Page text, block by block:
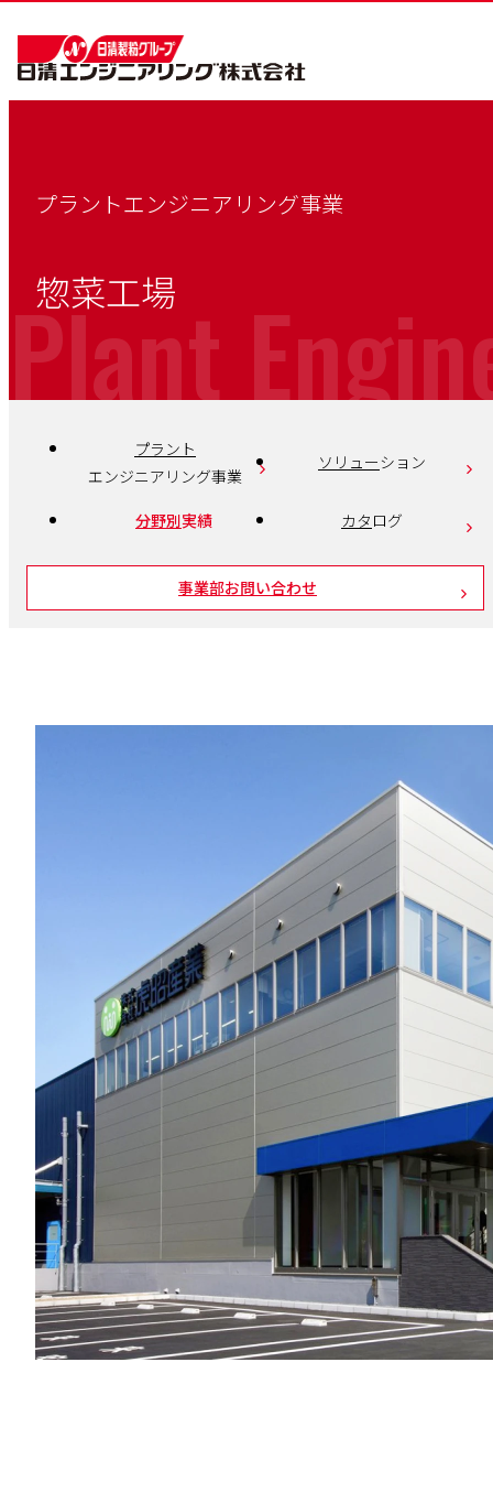
惣菜工場
プラントエンジニアリング事業
Plant
プラント
エンジニアリング事業
ソリュー ション
分野別実績 カタ ログ
事業部お問い合わせ